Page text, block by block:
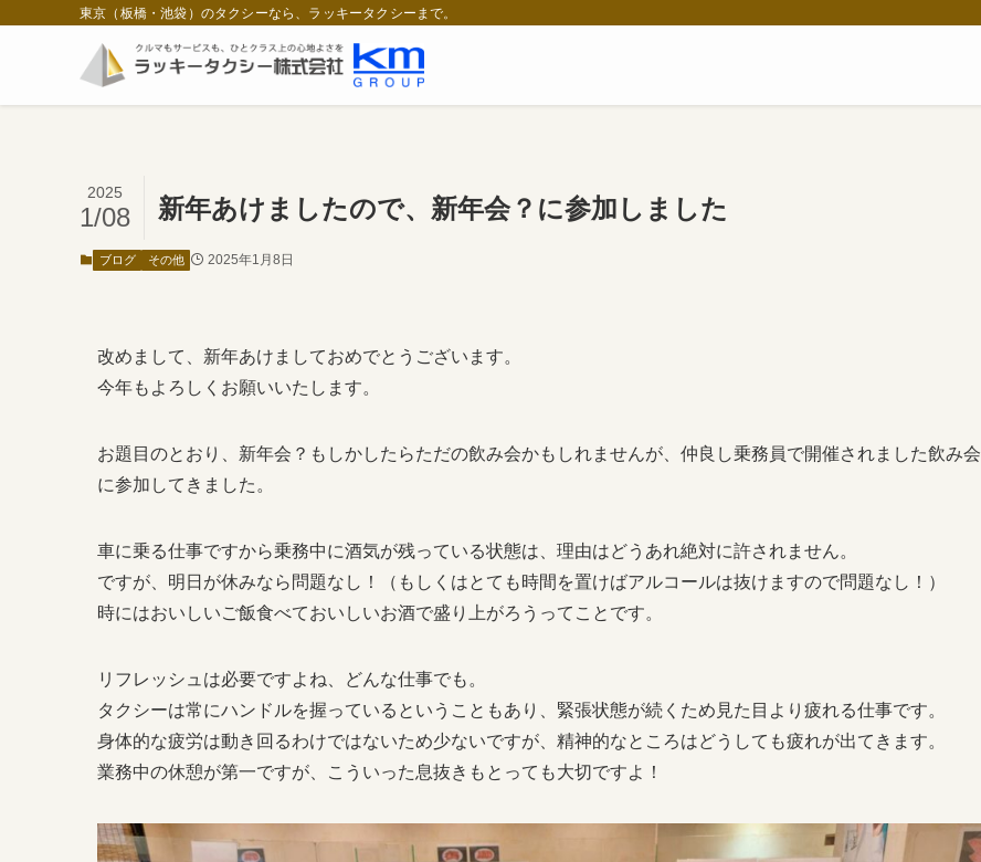
東京（板橋・池袋）のタクシーなら、ラッキータクシーまで。
新年あけましたので、新年会？に参加しました
2025
1/08
ブログ その他 2025年1月8日
改めまして、新年あけましておめでとうございます。
今年もよろしくお願いいたします。
お題目のとおり、新年会？もしかしたらただの飲み会かもしれませんが、仲良し乗務員で開催されました飲み会
に参加してきました。
車に乗る仕事ですから乗務中に酒気が残っている状態は、理由はどうあれ絶対に許されません。
ですが、明日が休みなら問題なし！（もしくはとても時間を置けばアルコールは抜けますので問題なし！）
時にはおいしいご飯食べておいしいお酒で盛り上がろうってことです。
リフレッシュは必要ですよね、どんな仕事でも。
タクシーは常にハンドルを握っているということもあり、緊張状態が続くため見た目より疲れる仕事です。
身体的な疲労は動き回るわけではないため少ないですが、精神的なところはどうしても疲れが出てきます。
業務中の休憩が第一ですが、こういった息抜きもとっても大切ですよ！